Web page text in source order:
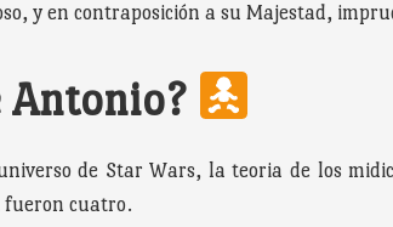
y en contraposición a su Majestad,
Antonio?
de Star Wars, la teoria de los
fueron cuatro.